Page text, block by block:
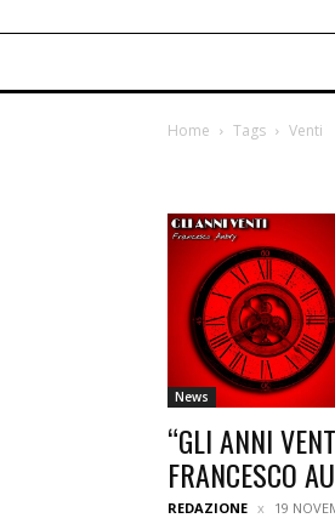
Home Tags Venti
News
“GLI ANNI
FRANCESCO
REDAZIONE 19